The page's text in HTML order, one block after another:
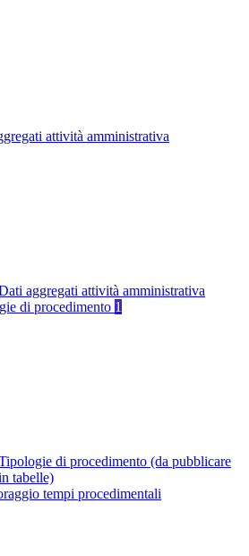
attività amministrativa
aggregati attività amministrativa
di procedimento 1
di procedimento (da pubblicare
tabelle)
tempi procedimentali